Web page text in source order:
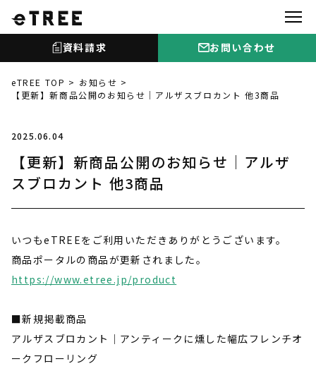
資料請求 お問い合わせ
eTREE TOP
お知らせ
【更新】新商品公開のお知らせ｜アルザスブロカント 他3商品
2025.06.04
【更新】新商品公開のお知らせ｜アルザ
スブロカント 他3商品
いつもeTREEをご利用いただきありがとうございます。
商品ポータルの商品が更新されました。
https://www.etree.jp/product
■新規掲載商品
アルザスブロカント｜アンティークに燻した幅広フレンチオ
ークフローリング